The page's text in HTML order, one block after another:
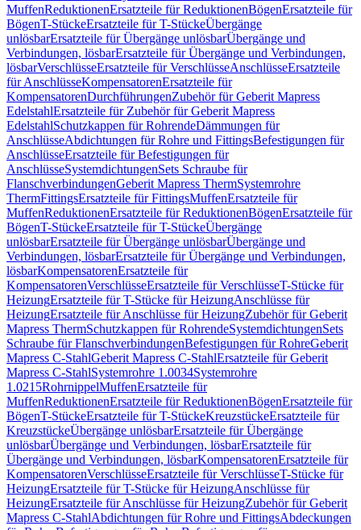
MuffenReduktionenErsatzteile für ReduktionenBögenErsatzteile für
BögenT-StückeErsatzteile für T-StückeÜbergänge
unlösbarErsatzteile für Übergänge unlösbarÜbergänge und
Verbindungen, lösbarErsatzteile für Übergänge und Verbindungen,
lösbarVerschlüsseErsatzteile für VerschlüsseAnschlüsseErsatzteile
für AnschlüsseKompensatorenErsatzteile für
KompensatorenDurchführungenZubehör für Geberit Mapress
EdelstahlErsatzteile für Zubehör für Geberit Mapress
EdelstahlSchutzkappen für RohrendeDämmungen für
AnschlüsseAbdichtungen für Rohre und FittingsBefestigungen für
AnschlüsseErsatzteile für Befestigungen für
AnschlüsseSystemdichtungenSets Schraube für
FlanschverbindungenGeberit Mapress ThermSystemrohre
ThermFittingsErsatzteile für FittingsMuffenErsatzteile für
MuffenReduktionenErsatzteile für ReduktionenBögenErsatzteile für
BögenT-StückeErsatzteile für T-StückeÜbergänge
unlösbarErsatzteile für Übergänge unlösbarÜbergänge und
Verbindungen, lösbarErsatzteile für Übergänge und Verbindungen,
lösbarKompensatorenErsatzteile für
KompensatorenVerschlüsseErsatzteile für VerschlüsseT-Stücke für
HeizungErsatzteile für T-Stücke für HeizungAnschlüsse für
HeizungErsatzteile für Anschlüsse für HeizungZubehör für Geberit
Mapress ThermSchutzkappen für RohrendeSystemdichtungenSets
Schraube für FlanschverbindungenBefestigungen für RohreGeberit
Mapress C-StahlGeberit Mapress C-StahlErsatzteile für Geberit
Mapress C-StahlSystemrohre 1.0034Systemrohre
1.0215RohrnippelMuffenErsatzteile für
MuffenReduktionenErsatzteile für ReduktionenBögenErsatzteile für
BögenT-StückeErsatzteile für T-StückeKreuzstückeErsatzteile für
KreuzstückeÜbergänge unlösbarErsatzteile für Übergänge
unlösbarÜbergänge und Verbindungen, lösbarErsatzteile für
Übergänge und Verbindungen, lösbarKompensatorenErsatzteile für
KompensatorenVerschlüsseErsatzteile für VerschlüsseT-Stücke für
HeizungErsatzteile für T-Stücke für HeizungAnschlüsse für
HeizungErsatzteile für Anschlüsse für HeizungZubehör für Geberit
Mapress C-StahlAbdichtungen für Rohre und FittingsAbdeckungen